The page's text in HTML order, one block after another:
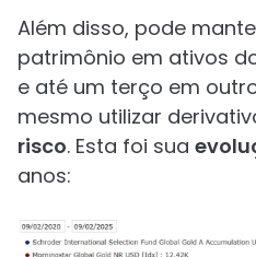
Além disso, pode
patrimônio em ativos
e até um terço em
mesmo utilizar
risco. Esta foi sua
anos: